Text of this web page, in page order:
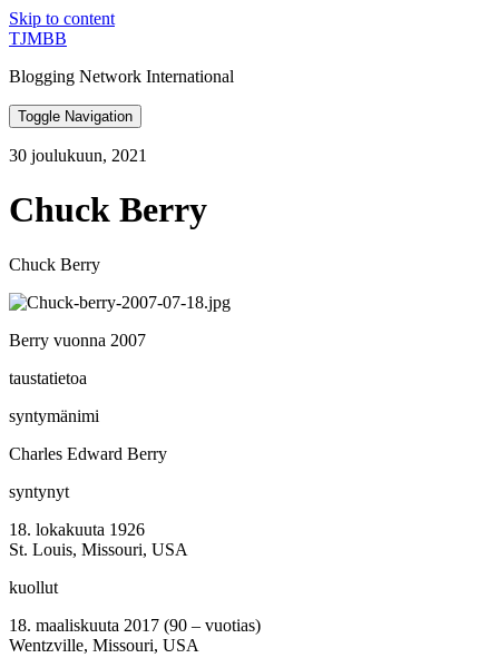
Skip to content
TJMBB
Blogging Network International
Toggle Navigation
30 joulukuun, 2021
Chuck Berry
Chuck Berry
Berry vuonna 2007
taustatietoa
syntymänimi
Charles Edward Berry
syntynyt
18. lokakuuta 1926
St. Louis, Missouri, USA
kuollut
18. maaliskuuta 2017 (90 – vuotias)
Wentzville, Missouri, USA